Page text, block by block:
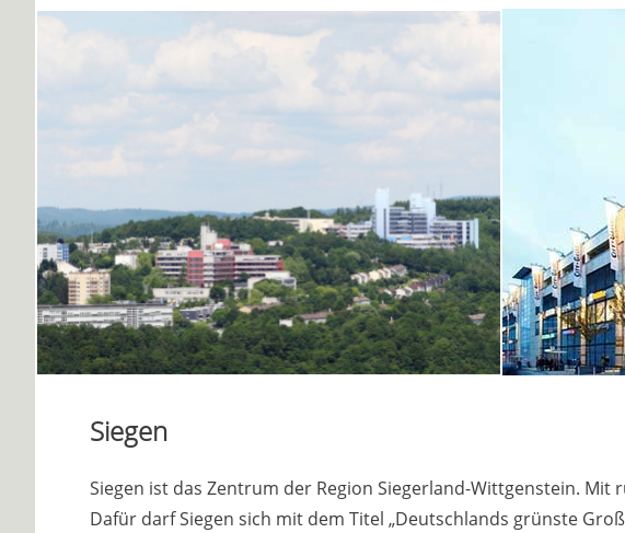
Siegen
Siegen ist das Zentrum der Region Siegerland-Wittgenstein.
Dafür darf Siegen sich mit dem Titel „Deutschlands grünste